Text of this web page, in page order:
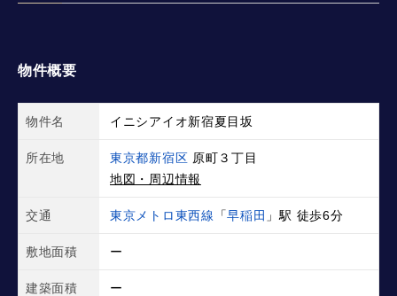
物件概要
物件名 イニシアイオ新宿夏目坂
所在地 東京都新宿区 原町３丁目
地図・周辺情報
交通 東京メトロ東西線 「早稲田 」駅 徒歩6分
敷地面積 ー
建築面積 ー